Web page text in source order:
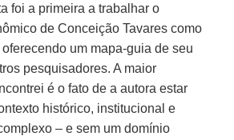
foi a primeira a trabalhar o
de Conceição Tavares como
um mapa-guia de seu
pesquisadores. A maior
é o fato de a autora estar
histórico, institucional e
– e sem um domínio